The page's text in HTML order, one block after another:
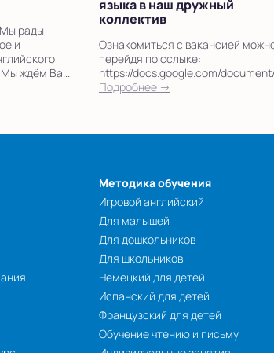
рады
и
Мы ждём Ва...
языка в наш дружный
коллектив
Ознакомиться с вакансией
перейдя по сслыке:
https://docs.google.com/
Подробнее →
Методика обучения
Игровой английский
Для малышей
Для дошкольников
Для школьников
Немецкий для детей
Испанский для детей
Французский для детей
Обучение чтению и письму